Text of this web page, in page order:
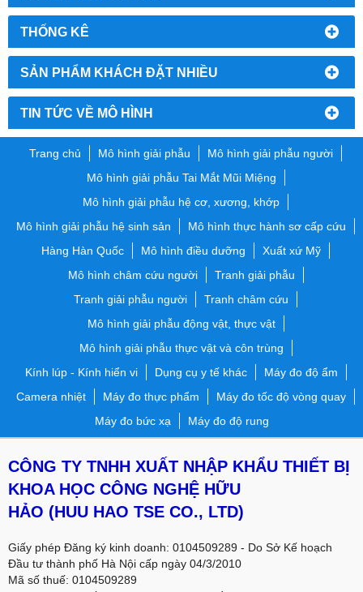
THỐNG KÊ
SẢN PHẨM KHÁCH ĐẶT NHIỀU
TIN TỨC VỀ MÔ HÌNH
Trang chủ Mô hình giải phẫu
Mô hình giải phẫu người
Mô hình giải phẫu Tai Mắt Mũi Miệng
Mô hình giải phẫu hệ cơ, xương, khớp
Mô hình giải phẫu hệ sinh sản
Mô hình thực hành sơ cấp cứu
Hàng Hàn Quốc
Mô hình điều dưỡng
Xuất xứ Mỹ
Mô hình châm cứu người
Tranh giải phẫu
Tranh giải phẫu người
Tranh châm cứu
Mô hình giải phẫu động vật, thực vật
Mô hình giải phẫu thực vật và côn trùng
Kính lúp - Kính hiển vi
Dụng cụ y tế khác
Máy đo độ ẩm
Camera nhiệt
Máy đo thực phẩm
Máy đo tốc độ vòng quay
Máy đo bức xạ
Máy đo độ rung
CÔNG TY TNHH XUẤT NHẬP KHẨU THIẾT BỊ
KHOA HỌC CÔNG NGHỆ HỮU
HẢO (HUU HAO TSE CO., LTD)
Giấy phép Đăng ký kinh doanh: 0104509289 - Do Sở Kế hoạch
Đầu tư thành phố Hà Nội cấp ngày 04/3/2010
Mã số thuế: 0104509289